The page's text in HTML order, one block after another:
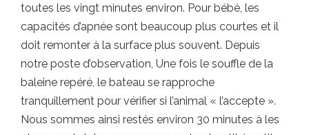
toutes les vingt minutes environ. Pour bébé, les
capacités d’apnée sont beaucoup plus courtes et il
doit remonter à la surface plus souvent. Depuis
notre poste d’observation, Une fois le souffle de la
baleine repéré, le bateau se rapproche
tranquillement pour vérifier si l’animal « l’accepte ».
Nous sommes ainsi restés environ 30 minutes à les